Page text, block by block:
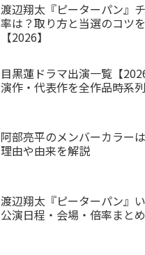
渡辺翔太『ピーターパン』
率は？取り方と当選のコツ
【2026】
目黒蓮ドラマ出演一覧【
演作・代表作を全作品時系
阿部亮平のメンバーカラー
理由や由来を解説
渡辺翔太『ピーターパン』
公演日程・会場・倍率まとめ